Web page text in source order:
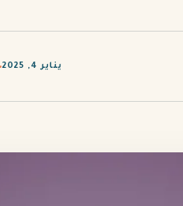
يناير 4, 2025